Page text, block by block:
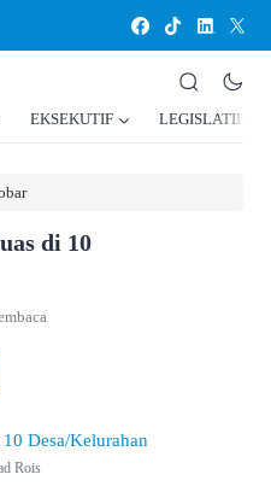
EKSEKUTIF LEGISLATIF
di 10
Rois